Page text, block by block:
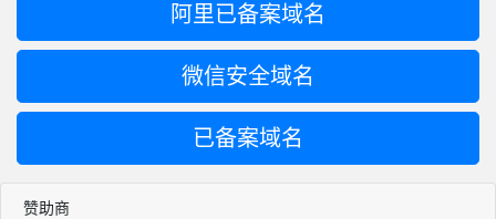
阿里已备案域名
微信安全域名
已备案域名
赞助商